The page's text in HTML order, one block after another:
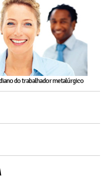
do trabalhador metalúrgico